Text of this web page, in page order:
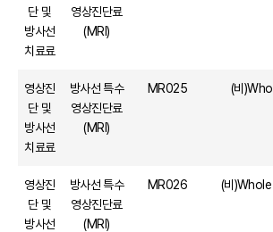
단 및
방사선
치료료
영상진단료
(MRI)
영상진
단 및
방사선
치료료
방사선 특수
영상진단료
(MRI)
MR025 (비
영상진
단 및
방사선
방사선 특수
영상진단료
(MRI)
MR026 (비